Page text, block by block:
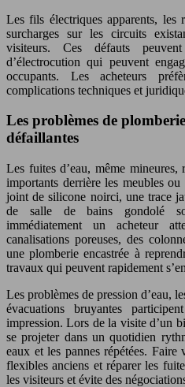
Les fils électriques apparents, les
surcharges sur les circuits
visiteurs. Ces défauts
d’électrocution qui peuvent
occupants. Les acheteurs
complications techniques et
Les problèmes de
défaillantes
Les fuites d’eau, même mineures,
importants derrière les meubles
joint de silicone noirci, une trace
de salle de bains gondolé
immédiatement un acheteur
canalisations poreuses, des
une plomberie encastrée à
travaux qui peuvent rapidement
Les problèmes de pression d’eau,
évacuations bruyantes
impression. Lors de la visite d’un
se projeter dans un quotidien
eaux et les pannes répétées.
flexibles anciens et réparer les
les visiteurs et évite des